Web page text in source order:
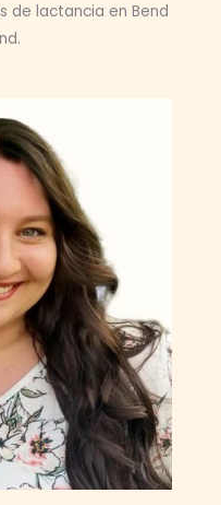
de lactancia en Bend